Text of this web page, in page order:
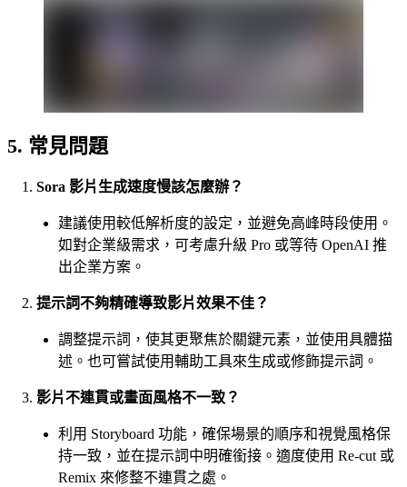
5. 常見問題
Sora 影片生成速度慢該怎麼辦？
建議使用較低解析度的設定，並避免高峰時段使用。
如對企業級需求，可考慮升級 Pro 或等待 OpenAI 推
出企業方案。
提示詞不夠精確導致影片效果不佳？
調整提示詞，使其更聚焦於關鍵元素，並使用具體描
述。也可嘗試使用輔助工具來生成或修飾提示詞。
影片不連貫或畫面風格不一致？
利用 Storyboard 功能，確保場景的順序和視覺風格保
持一致，並在提示詞中明確銜接。適度使用 Re-cut 或
Remix 來修整不連貫之處。